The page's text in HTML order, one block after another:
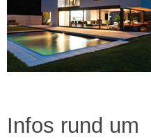
Infos rund um